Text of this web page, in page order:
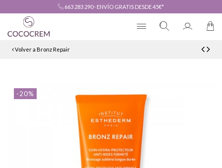
663 283 290· ENVÍO GRATIS DESDE 45€*
Volver a Bronz Repair
-20%